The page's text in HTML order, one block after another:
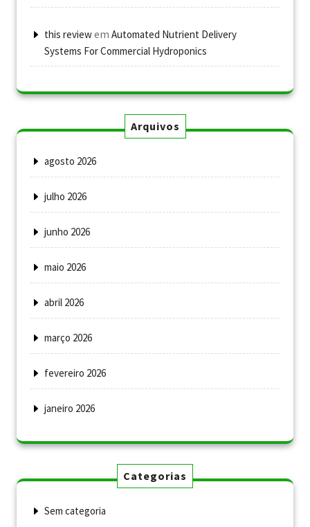
this reviewem Automated Nutrient Delivery
Systems For Commercial Hydroponics
Arquivos
agosto 2026
julho 2026
junho 2026
maio 2026
abril 2026
março 2026
fevereiro 2026
janeiro 2026
Categorias
Sem categoria